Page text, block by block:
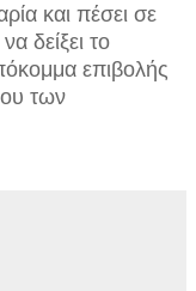
και πέσει σε
δείξει το
επιβολής
των